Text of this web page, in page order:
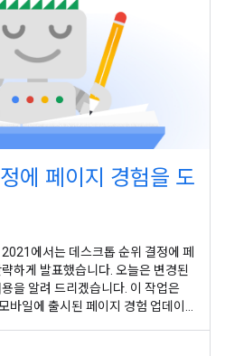
에 페이지 경험을 도
에서는 데스크톱 순위 결정에 페
하게 발표했습니다. 오늘은 변경된
을 알려 드리겠습니다. 이 작업은
일에 출시된 페이지 경험 업데이